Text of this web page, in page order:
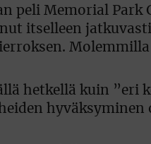
peli Memorial
itselleen
hetkellä kuin ”eri
hyväksyminen